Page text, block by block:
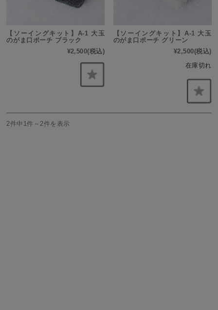
【ソーイングキット】A-1 大玉
のがま口ポーチ ブラック
¥2,500(税込)
【ソーイングキット】A-1 大玉
のがま口ポーチ グリーン
¥2,500(税込)
在庫切れ
2件中1件～2件を表示